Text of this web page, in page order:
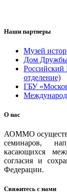
Наши партнеры
Музей
Дом Дружбы
Российский
отделение)
ГБУ
О нас
АОММО
семинаров,
касающихся
согласия и
Федерации.
Свяжитесь с нами